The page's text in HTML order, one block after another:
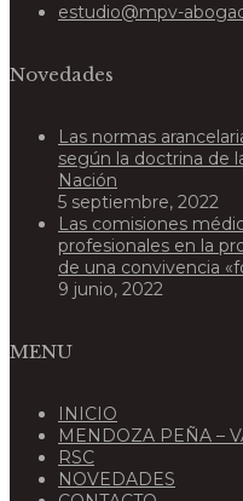
estudio@mpv-
Novedades
Las normas
según la doctrina de
Nación
5 septiembre, 2022
Las comisiones
profesionales en la
de una convivencia
9 junio, 2022
MENU
INICIO
MENDOZA PEÑA –
RSC
NOVEDADES